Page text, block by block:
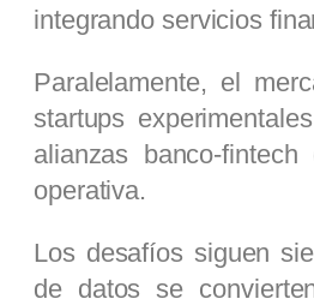
integrando servicios
Paralelamente, el
startups
alianzas banco-
operativa.
Los desafíos siguen
de datos se